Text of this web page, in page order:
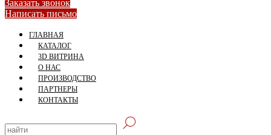
Заказать звонок
Написать письмо
ГЛАВНАЯ
КАТАЛОГ
3D ВИТРИНА
О НАС
ПРОИЗВОДСТВО
ПАРТНЕРЫ
КОНТАКТЫ